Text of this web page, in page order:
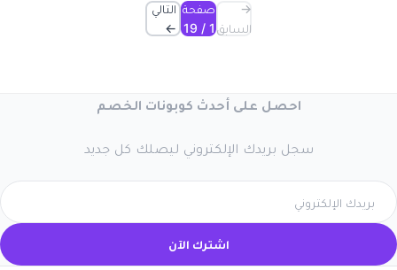
→
السابق
صفحة
1 / 19
التالي
←
احصل على أحدث كوبونات الخصم
سجل بريدك الإلكتروني ليصلك كل جديد
اشترك الآن